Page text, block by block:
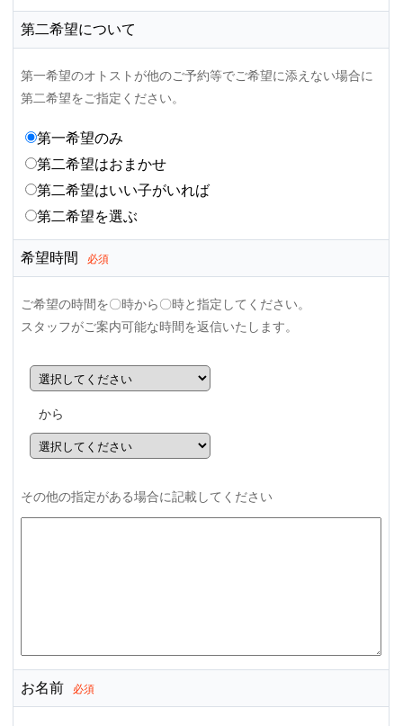
第二希望について
第一希望のオトストが他のご予約等でご希望に添えない場合に
第二希望をご指定ください。
第一希望のみ
第二希望はおまかせ
第二希望はいい子がいれば
第二希望を選ぶ
希望時間 必須
ご希望の時間を〇時から〇時と指定してください。
スタッフがご案内可能な時間を返信いたします。
から
その他の指定がある場合に記載してください
お名前 必須